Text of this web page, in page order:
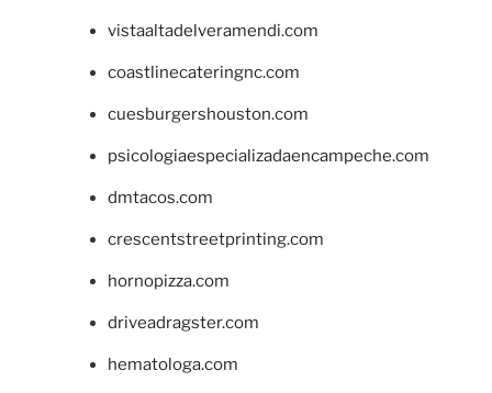
vistaaltadelveramendi.com
coastlinecateringnc.com
cuesburgershouston.com
psicologiaespecializadaencampeche.com
dmtacos.com
crescentstreetprinting.com
hornopizza.com
driveadragster.com
hematologa.com